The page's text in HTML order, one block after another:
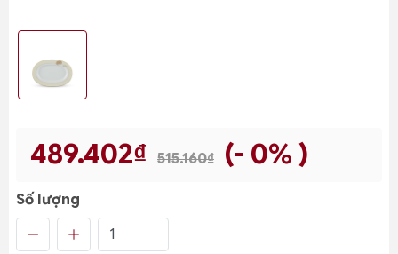
489.402₫ 515.160₫ (- 0% )
Số lượng